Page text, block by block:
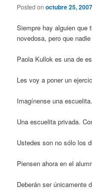
Posted onoctubre 25, 2007
Siempre hay alguien que
novedosa, pero que
Paola Kullok es una de
Les voy a poner un
Imagínense una escuelita.
Una escuelita privada.
Ustedes son no sólo los
Piensen ahora en el
Deberán ser únicamente